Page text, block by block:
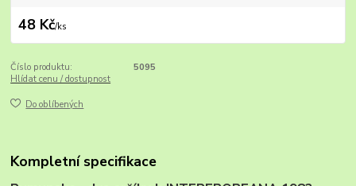
48 Kč/ks
Číslo produktu:
5095
Hlídat cenu / dostupnost
Do oblíbených
Kompletní specifikace